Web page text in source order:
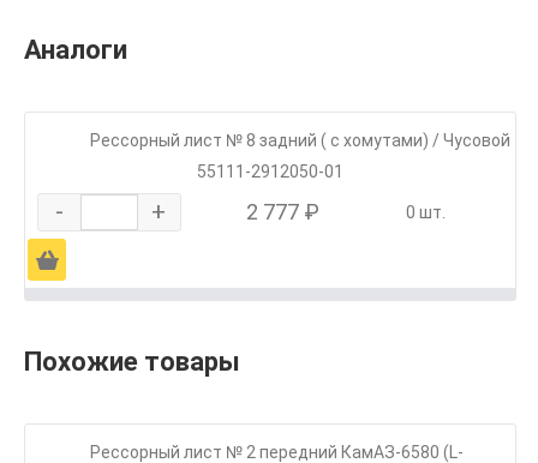
Аналоги
Рессорный лист № 8 задний ( с хомутами) / Чусовой
55111-2912050-01
- + 2 777 ₽ 0 шт.
Ä
Похожие товары
Рессорный лист № 2 передний КамАЗ-6580 (L-